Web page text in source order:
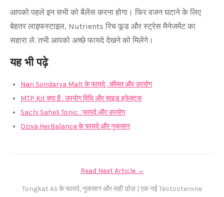
आपको पहले इन सभी को बैलेंस करना होगा। फिर वजन घटाने के लिए
बेहतर लाइफस्टाइल, Nutrients रिच फूड और स्ट्रेस मैनेजमेंट का
सहारा ले. तभी आपको अच्छे फायदे देखने को मिलेंगे।
यह भी पढ़े
Nari Sondarya Malt के फायदे , कीमत और उपयोग
MTP Kit क्या है : उपयोग विधि और साइड इफेक्ट्स
Sachi Saheli Tonic : फायदे और उपयोग
Oziva HerBalance के फायदे और नुकसान
Read Next Article →
Tongkat Ali के फायदे, नुकसान और सही डोज़ | एक नई Testosterone